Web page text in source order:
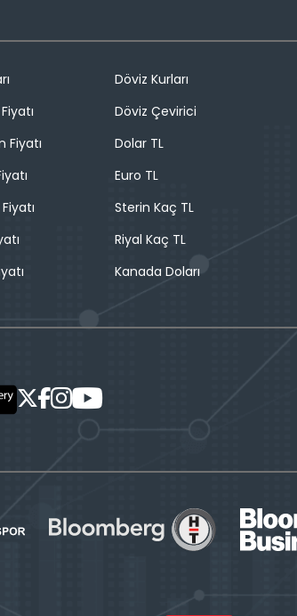
Fiyatı
Döviz Kurları
Döviz Çevirici
Dolar TL
Euro TL
Sterin Kaç TL
Riyal Kaç TL
Kanada Doları